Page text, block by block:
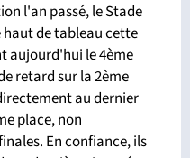
l'an passé, le Stade
haut de tableau cette
aujourd'hui le 4ème
retard sur la 2ème
au dernier
place, non
En confiance, ils